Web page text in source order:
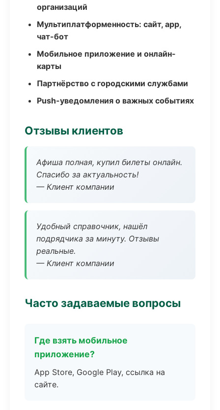
организаций
Мультиплатформенность: сайт, app,
чат-бот
Мобильное приложение и онлайн-
карты
Партнёрство с городскими службами
Push-уведомления о важных событиях
Отзывы клиентов
Афиша полная, купил билеты онлайн.
Спасибо за актуальность!
— Клиент компании
Удобный справочник, нашёл
подрядчика за минуту. Отзывы
реальные.
— Клиент компании
Часто задаваемые вопросы
Где взять мобильное
приложение?
App Store, Google Play, ссылка на
сайте.